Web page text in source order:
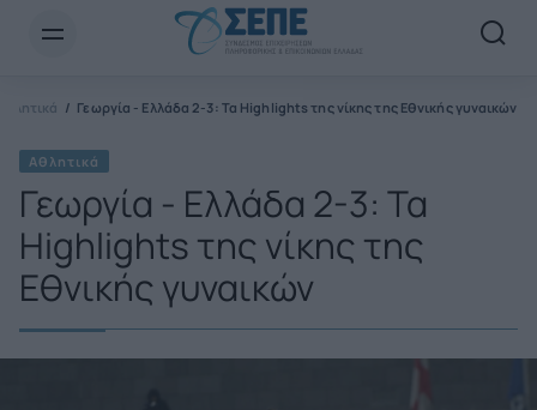
Γεωργία - Ελλάδα 2-3: Τα Highlights της νίκης της Εθνικής γυναικών
Αθλητικά
Γεωργία - Ελλάδα 2-3: Τα
Highlights της νίκης της
Εθνικής γυναικών
Newsletter Email*